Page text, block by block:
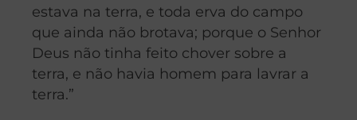
estava na terra, e toda erva do campo
que ainda não brotava; porque o Senhor
Deus não tinha feito chover sobre a
terra, e não havia homem para lavrar a
terra.”